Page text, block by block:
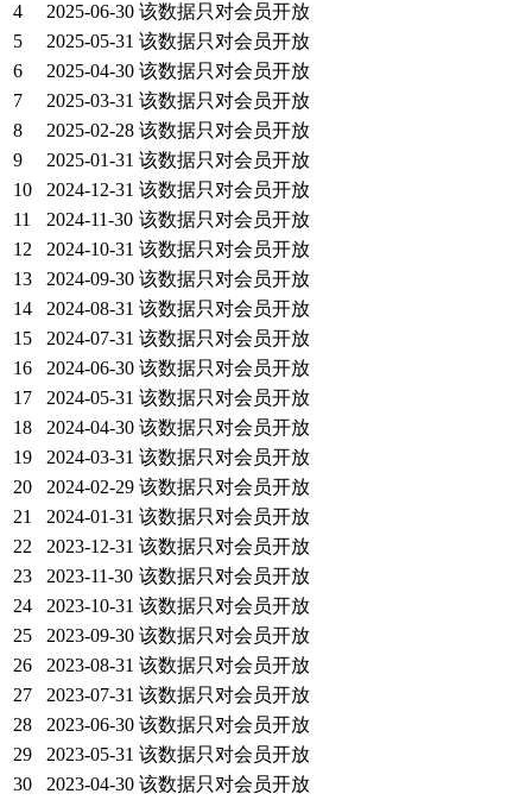
4
2025-06-30 该数据只对会员开放
5
2025-05-31 该数据只对会员开放
6
2025-04-30 该数据只对会员开放
7
2025-03-31 该数据只对会员开放
8
2025-02-28 该数据只对会员开放
9
2025-01-31 该数据只对会员开放
10
2024-12-31 该数据只对会员开放
11
2024-11-30 该数据只对会员开放
12
2024-10-31 该数据只对会员开放
13
2024-09-30 该数据只对会员开放
14
2024-08-31 该数据只对会员开放
15
2024-07-31 该数据只对会员开放
16
2024-06-30 该数据只对会员开放
17
2024-05-31 该数据只对会员开放
18
2024-04-30 该数据只对会员开放
19
2024-03-31 该数据只对会员开放
20
2024-02-29 该数据只对会员开放
21
2024-01-31 该数据只对会员开放
22
2023-12-31 该数据只对会员开放
23
2023-11-30 该数据只对会员开放
24
2023-10-31 该数据只对会员开放
25
2023-09-30 该数据只对会员开放
26
2023-08-31 该数据只对会员开放
27
2023-07-31 该数据只对会员开放
28
2023-06-30 该数据只对会员开放
29
2023-05-31 该数据只对会员开放
30
2023-04-30 该数据只对会员开放